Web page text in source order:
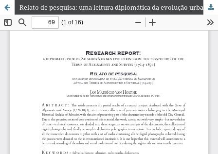
Relato de pesquisa: uma leitura diplomática da evolução urbana de Salvador sob a ótica dos Termos de Alinhamentos e Vistorias (1724-1891)